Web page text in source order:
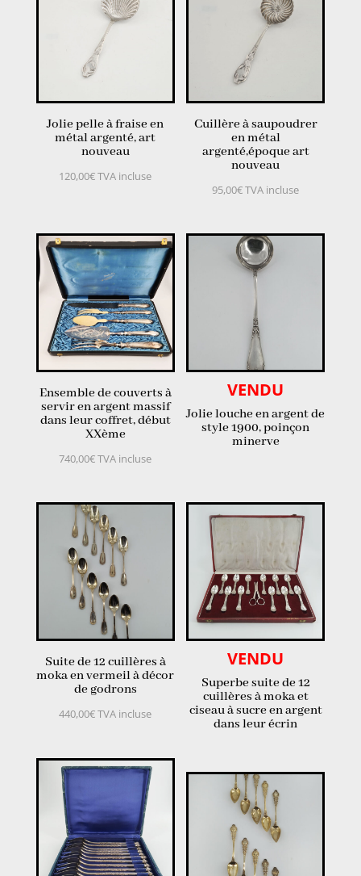
Jolie pelle à fraise en
métal argenté, art
nouveau
120,00€TVA incluse
Cuillère à saupoudrer
en métal
argenté,époque art
nouveau
95,00€TVA incluse
Ensemble de couverts à
servir en argent massif
dans leur coffret, début
XXème
740,00€TVA incluse
VENDU
Jolie louche en argent de
style 1900, poinçon
minerve
Suite de 12 cuillères à
moka en vermeil à décor
de godrons
440,00€TVA incluse
VENDU
Superbe suite de 12
cuillères à moka et
ciseau à sucre en argent
dans leur écrin